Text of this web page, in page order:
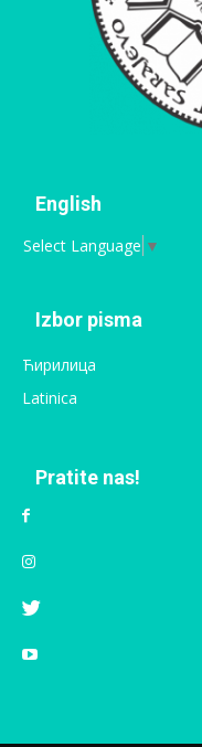
English
Select Language ▼
Izbor pisma
Ћирилица
Latinica
Pratite nas!